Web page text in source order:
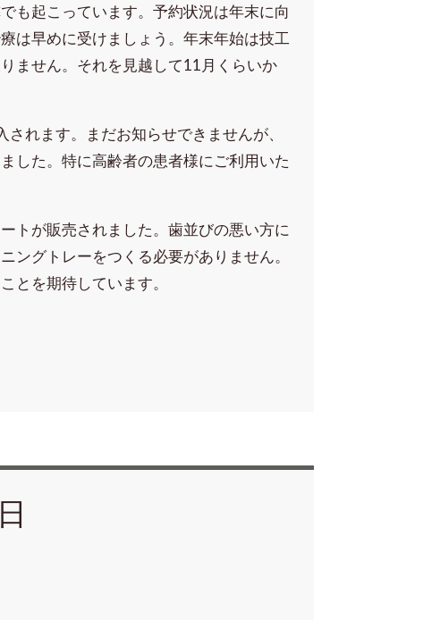
起こっています。予約状況は年末に向
は早めに受けましょう。年末年始は技工
ません。それを見越して11月くらいか
れます。まだお知らせできませんが、
した。特に高齢者の患者様にご利用いた
トが販売されました。歯並びの悪い方に
ングトレーをつくる必要がありません。
とを期待しています。